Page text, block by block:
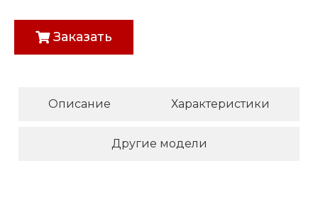
Заказать
Описание Характеристики
Другие модели